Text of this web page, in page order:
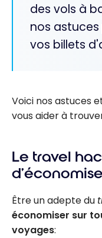
des vols à
nos
vos billets
Voici nos astuces
vous aider à
Le travel
Être un adepte du
économiser sur
voyages: